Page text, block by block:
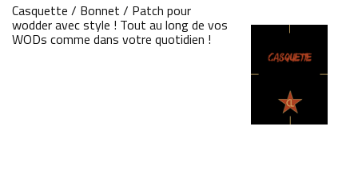
Casquette / Bonnet / Patch pour
wodder avec style ! Tout au long de vos
WODs comme dans votre quotidien !